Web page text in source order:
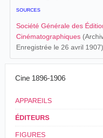
SOURCES
Société Générale des
Cinématographiques
Enregistrée le 26 avril 1907).
Cine 1896-1906
APPAREILS
ÉDITEURS
FIGURES